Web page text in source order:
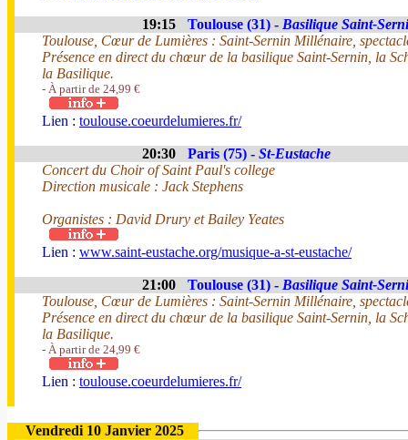
19:15 Toulouse (31) - Basilique Saint-
Toulouse, Cœur de Lumières : Saint-Sernin Millénaire,
Présence en direct du chœur de la basilique Saint-Sernin, la
la Basilique.
- À partir de 24,99 €
Lien : toulouse.coeurdelumieres.fr/
20:30 Paris (75) - St-Eustache
Concert du Choir of Saint Paul's college
Direction musicale : Jack Stephens
Organistes : David Drury et Bailey Yeates
Lien : www.saint-eustache.org/musique-a-st-eustache/
21:00 Toulouse (31) - Basilique Saint-
Toulouse, Cœur de Lumières : Saint-Sernin Millénaire,
Présence en direct du chœur de la basilique Saint-Sernin, la
la Basilique.
- À partir de 24,99 €
Lien : toulouse.coeurdelumieres.fr/
Vendredi 10 Janvier 2025